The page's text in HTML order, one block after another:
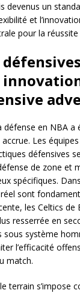
devenus un
et
pour la réussite
défense en NBA a
Les
défensives
de zone et
spécifiques.
sont
les Celtics
resserrée en
sous système
l’efficacité
match.
terrain s’impose